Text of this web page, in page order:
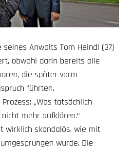
seines Anwalts Tom Heindl (37)
obwohl darin bereits alle
die später vorm
führten.
„Was tatsächlich
mehr aufklären.“
wirklich skandalös, wie mit
wurde. Die